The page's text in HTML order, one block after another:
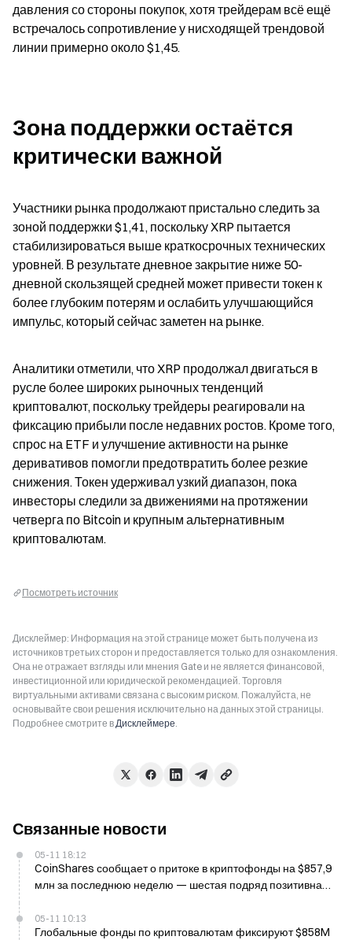
давления со стороны покупок, хотя трейдерам всё ещё
встречалось сопротивление у нисходящей трендовой
линии примерно около $1,45.
Зона поддержки остаётся
критически важной
Участники рынка продолжают пристально следить за
зоной поддержки $1,41, поскольку XRP пытается
стабилизироваться выше краткосрочных технических
уровней. В результате дневное закрытие ниже 50-
дневной скользящей средней может привести токен к
более глубоким потерям и ослабить улучшающийся
импульс, который сейчас заметен на рынке.
Аналитики отметили, что XRP продолжал двигаться в
русле более широких рыночных тенденций
криптовалют, поскольку трейдеры реагировали на
фиксацию прибыли после недавних ростов. Кроме того,
спрос на ETF и улучшение активности на рынке
деривативов помогли предотвратить более резкие
снижения. Токен удерживал узкий диапазон, пока
инвесторы следили за движениями на протяжении
четверга по Bitcoin и крупным альтернативным
криптовалютам.
Посмотреть источник
Дисклеймер: Информация на этой странице может быть получена из
источников третьих сторон и предоставляется только для ознакомления.
Она не отражает взгляды или мнения Gate и не является финансовой,
инвестиционной или юридической рекомендацией. Торговля
виртуальными активами связана с высоким риском. Пожалуйста, не
основывайте свои решения исключительно на данных этой страницы.
Подробнее смотрите вДисклеймере.
Связанные новости
05-11 18:12
CoinShares сообщает о притоке в криптофонды на $857,9
млн за последнюю неделю — шестая подряд позитивная
05-11 10:13
Глобальные фонды по криптовалютам фиксируют $858M